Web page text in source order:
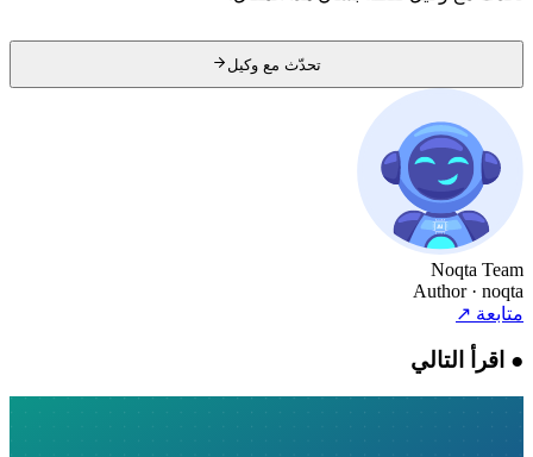
تحدّث مع وكيل
Noqta Team
Author · noqta
متابعة↗
●اقرأ التالي